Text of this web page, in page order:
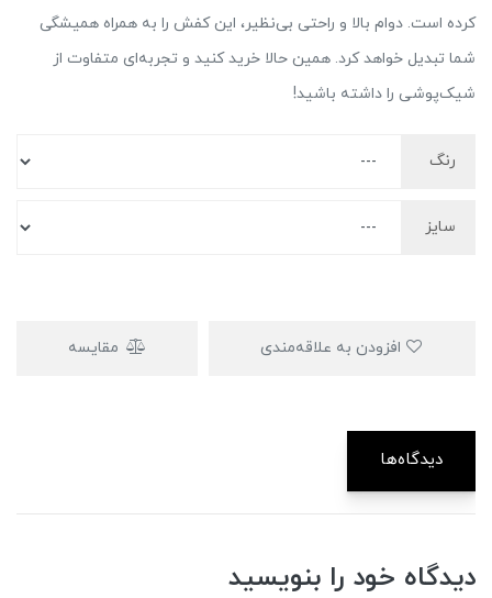
کرده است. دوام بالا و راحتی بی‌نظیر، این کفش را به همراه همیشگی
شما تبدیل خواهد کرد. همین حالا خرید کنید و تجربه‌ای متفاوت از
شیک‌پوشی را داشته باشید!
رنگ
سایز
مقایسه
دیدگاه‌ها
دیدگاه خود را بنویسید